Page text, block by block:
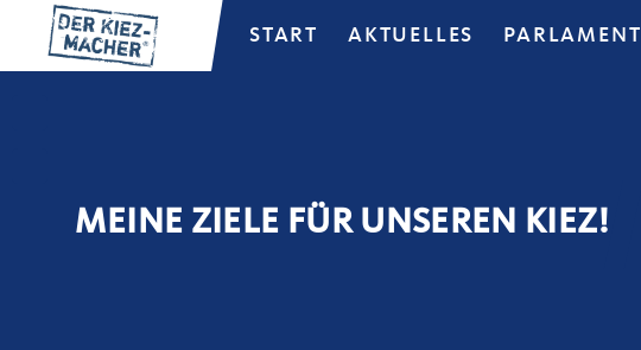
START AKTUELLES PARLAMENT
MEINE ZIELE FÜR UNSEREN KIEZ!